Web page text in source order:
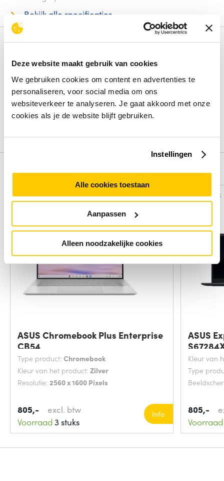
Deze website maakt gebruik van cookies
We gebruiken cookies om content en advertenties te
personaliseren, voor social media om ons
websiteverkeer te analyseren. Je gaat akkoord met onze
cookies als je de website blijft gebruiken.
Instellingen
Alle cookies toestaan
Aanpassen
Alleen noodzakelijke cookies
Bekijk alle specificaties
Review
Beoordelingen binnenkort beschikbaar
Deel je ervaring met het product door het schrijven van een
review.
Alternatieven
Vergelijk
ASUS Chromebook Plus Enterprise
CB54
Type product: Chromebook
Kleur van het product: Zilver
Resolutie: 2560 x 1600 Pixels
805,-
excl. btw
Voorraad 3 stuks
Info
Vergelijk
ASUS
Kleur van
Type
805,-
Voorraad